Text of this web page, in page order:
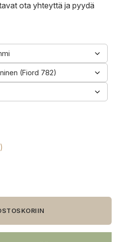
ota yhteyttä ja pyydä